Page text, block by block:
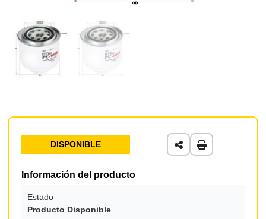
DISPONIBLE
Información del producto
Estado
Producto Disponible